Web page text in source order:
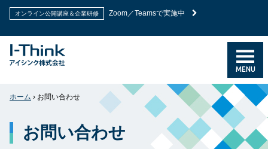
オンライン公開講座＆企業研修 Zoom／Teamsで実施中
MENU
お問い合わせ
ホーム › お問い合わせ